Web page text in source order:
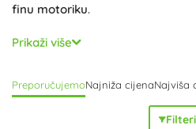
finu motoriku.
Lagani
kompaktni
omogućuju beskrajne
postavljenim magnetima,
i pri savijanju, dijelovi su ugodni
Ove magnetske igračke Clixo
Prikaži više
PreporučujemoNajniža cijenaNajviša
Filteri